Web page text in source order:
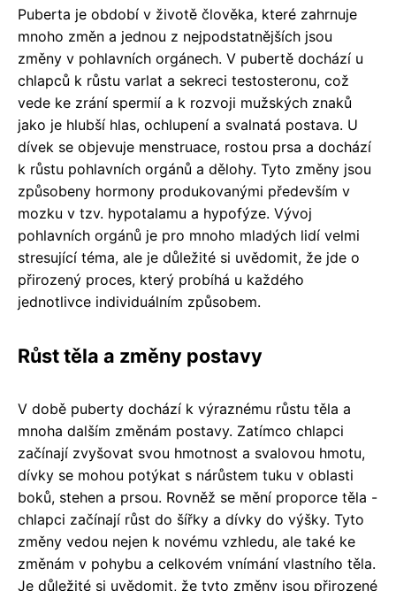
Puberta je období v životě člověka, které zahrnuje
mnoho změn a jednou z nejpodstatnějších jsou
změny v pohlavních orgánech. V pubertě dochází u
chlapců k růstu varlat a sekreci testosteronu, což
vede ke zrání spermií a k rozvoji mužských znaků
jako je hlubší hlas, ochlupení a svalnatá postava. U
dívek se objevuje menstruace, rostou prsa a dochází
k růstu pohlavních orgánů a dělohy. Tyto změny jsou
způsobeny hormony produkovanými především v
mozku v tzv. hypotalamu a hypofýze. Vývoj
pohlavních orgánů je pro mnoho mladých lidí velmi
stresující téma, ale je důležité si uvědomit, že jde o
přirozený proces, který probíhá u každého
jednotlivce individuálním způsobem.
Růst těla a změny postavy
V době puberty dochází k výraznému růstu těla a
mnoha dalším změnám postavy. Zatímco chlapci
začínají zvyšovat svou hmotnost a svalovou hmotu,
dívky se mohou potýkat s nárůstem tuku v oblasti
boků, stehen a prsou. Rovněž se mění proporce těla -
chlapci začínají růst do šířky a dívky do výšky. Tyto
změny vedou nejen k novému vzhledu, ale také ke
změnám v pohybu a celkovém vnímání vlastního těla.
Je důležité si uvědomit, že tyto změny jsou přirozené